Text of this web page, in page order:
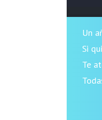
Un
Si
Te